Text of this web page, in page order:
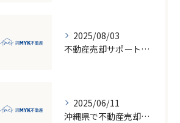
2025/08/03
不動産売却サポート活用で失敗しない売却の流れと注意点徹底ガイド
2025/06/11
沖縄県で不動産売却を成功させるための地価変動と市場のポイント